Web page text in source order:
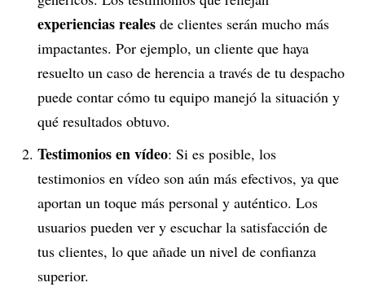
experiencias reales de clientes serán mucho más
impactantes. Por ejemplo, un cliente que haya
resuelto un caso de herencia a través de tu despacho
puede contar cómo tu equipo manejó la situación y
qué resultados obtuvo.
Testimonios en vídeo: Si es posible, los
testimonios en vídeo son aún más efectivos, ya que
aportan un toque más personal y auténtico. Los
usuarios pueden ver y escuchar la satisfacción de
tus clientes, lo que añade un nivel de confianza
superior.